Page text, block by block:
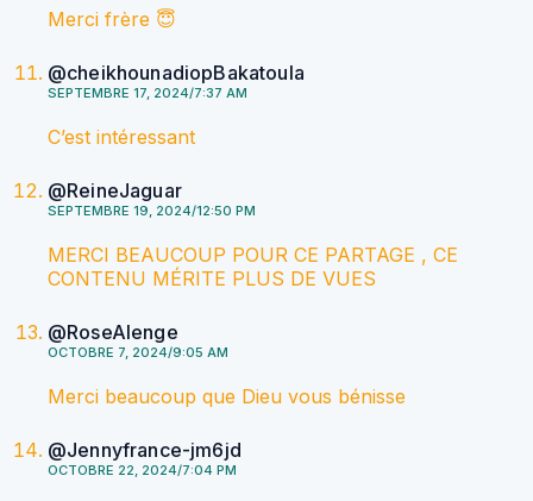
Merci frère 😇
@cheikhounadiopBakatoula
SEPTEMBRE 17, 2024/7:37 AM
C’est intéressant
@ReineJaguar
SEPTEMBRE 19, 2024/12:50 PM
MERCI BEAUCOUP POUR CE PARTAGE , CE
CONTENU MÉRITE PLUS DE VUES
@RoseAlenge
OCTOBRE 7, 2024/9:05 AM
Merci beaucoup que Dieu vous bénisse
@Jennyfrance-jm6jd
OCTOBRE 22, 2024/7:04 PM